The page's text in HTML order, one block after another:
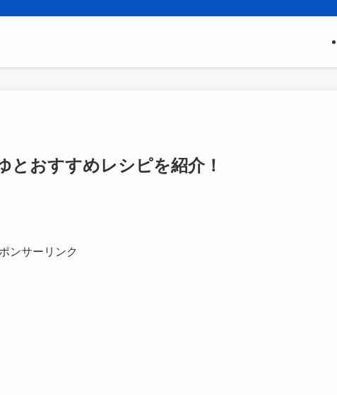
とおすすめレシピを紹介！
ンサーリンク